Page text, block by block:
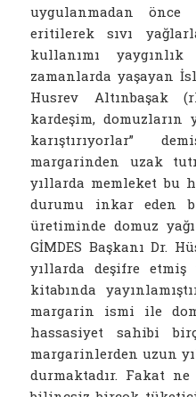
uygulanmadan
eritilerek sıvı
kullanımı
zamanlarda yaşayan
Husrev Altınbaşak
kardeşim,
karıştırıyorlar”
margarinden uzak
yıllarda memleket bu
durumu inkar eden
üretiminde domuz
GİMDES Başkanı Dr.
yıllarda deşifre etmiş
kitabında
margarin ismi ile
hassasiyet sahibi
margarinlerden uzun
durmaktadır. Fakat